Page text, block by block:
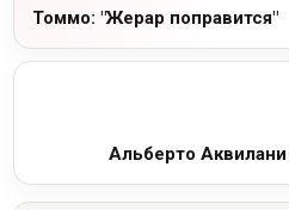
Томмо: "Жерар поправится"
Альберто